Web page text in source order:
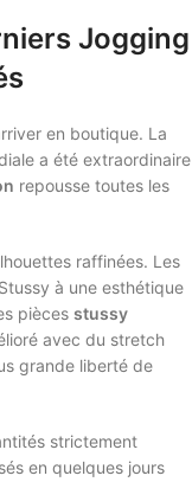
Jogging
en boutique. La
a été extraordinaire
repousse toutes les
raffinées. Les
à une esthétique
pièces stussy
avec du stretch
grande liberté de
strictement
en quelques jours